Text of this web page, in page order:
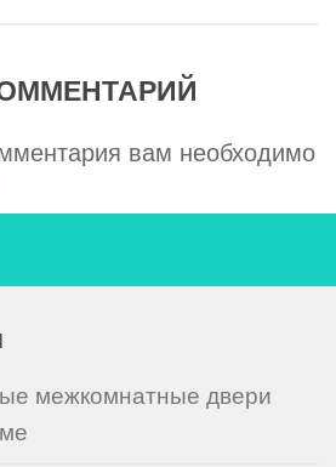
вам необходимо
межкомнатные двери